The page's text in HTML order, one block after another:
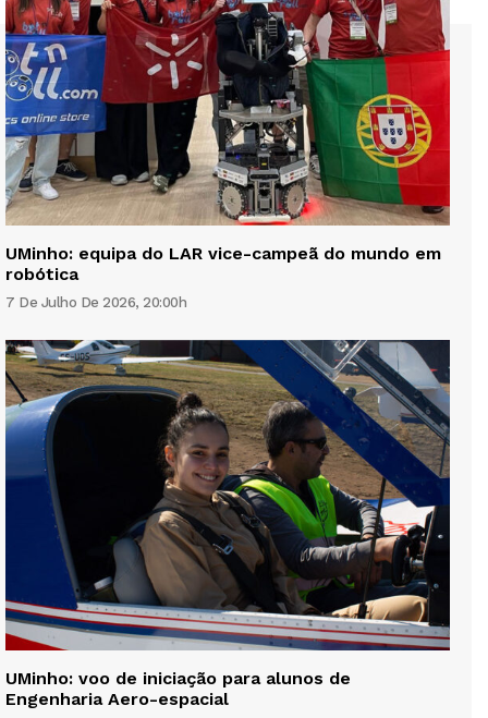
UMinho: equipa do LAR vice-campeã do mundo em
robótica
7 De Julho De 2026, 20:00h
UMinho: voo de iniciação para alunos de
Engenharia Aero-espacial